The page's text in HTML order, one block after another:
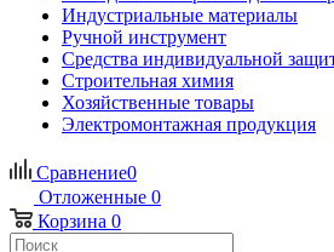
Индустриальные материалы
Ручной инструмент
Средства индивидуальной
Строительная химия
Хозяйственные товары
Электромонтажная продукция
Сравнение0
Отложенные 0
Корзина 0